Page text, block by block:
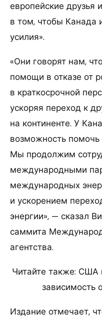
европейские друзья
в том, чтобы Канада
усилия».
«Они говорят нам,
помощи в отказе от
в краткосрочной
ускоряя переход к
на континенте. У
возможность
Мы продолжим
международными
международных
и ускорением
энергии», — сказал
саммита
агентства.
Читайте также: США
зависимость
Издание отмечает,